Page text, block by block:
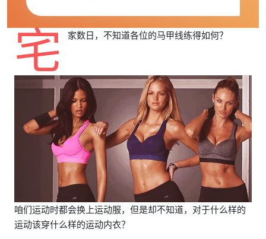
宅 家数日，不知道各位的马甲线练得如何？
咱们运动时都会换上运动服，但是却不知道，对于什么样的
运动该穿什么样的运动内衣？